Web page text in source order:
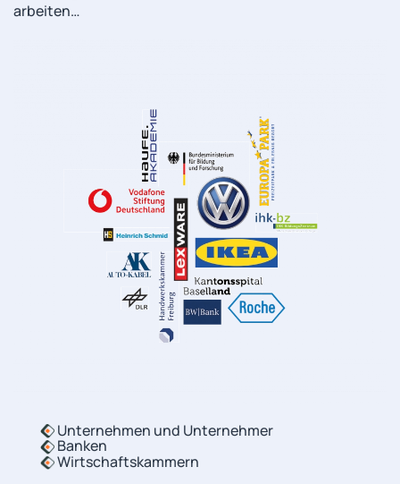
arbeiten…
Unternehmen und Unternehmer
Banken
Wirtschaftskammern